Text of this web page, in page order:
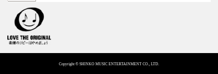
Copyright © SHINKO MUSIC ENTERTAINMENT CO., LTD.